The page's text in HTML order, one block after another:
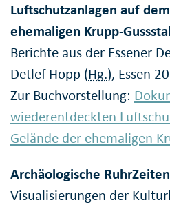
Luftschutzanlagen auf
ehemaligen Krupp-
Berichte aus der Essener
Detlef Hopp (Hg.), Essen
Zur Buchvorstellung:
wiederentdeckten
Gelände der ehemaligen
Archäologische RuhrZeiten
Visualisierungen der